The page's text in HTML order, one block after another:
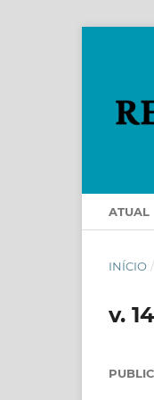
ATUAL
INÍCIO /
v.